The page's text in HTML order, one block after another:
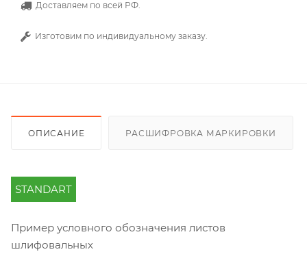
Доставляем по всей РФ.
Изготовим по индивидуальному заказу.
ОПИСАНИЕ РАСШИФРОВКА МАРКИРОВКИ
STANDART
Пример условного обозначения листов
шлифовальных